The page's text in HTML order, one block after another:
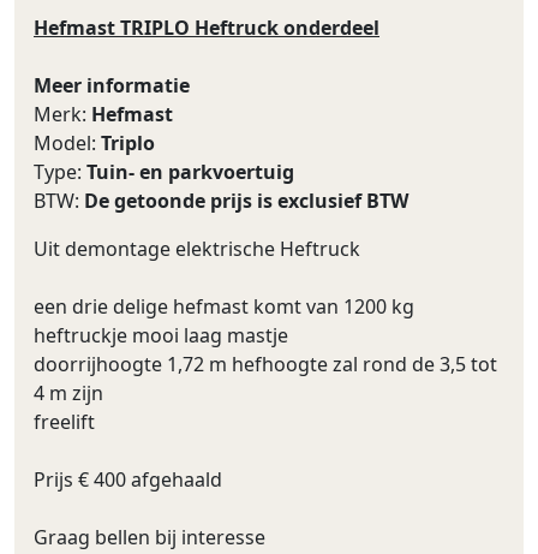
Hefmast TRIPLO Heftruck onderdeel
Meer informatie
Merk: Hefmast
Model: Triplo
Type: Tuin- en parkvoertuig
BTW: De getoonde prijs is exclusief BTW
Uit demontage elektrische Heftruck
een drie delige hefmast komt van 1200 kg
heftruckje mooi laag mastje
doorrijhoogte 1,72 m hefhoogte zal rond de 3,5 tot
4 m zijn
freelift
Prijs € 400 afgehaald
Graag bellen bij interesse